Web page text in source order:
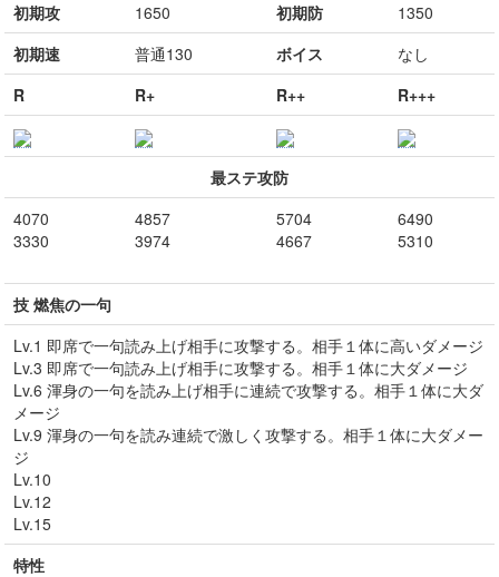
初期攻
1650 初期防
1350
初期速
普通130 ボイス
なし
R
R+ R++ R+++
最ステ攻防
4070
3330
4857
3974
5704
4667
6490
5310
技 燃焦の一句
Lv.1 即席で一句読み上げ相手に攻撃する。相手１体に高いダメージ
Lv.3 即席で一句読み上げ相手に攻撃する。相手１体に大ダメージ
Lv.6 渾身の一句を読み上げ相手に連続で攻撃する。相手１体に大ダ
メージ
Lv.9 渾身の一句を読み連続で激しく攻撃する。相手１体に大ダメー
ジ
Lv.10
Lv.12
Lv.15
特性